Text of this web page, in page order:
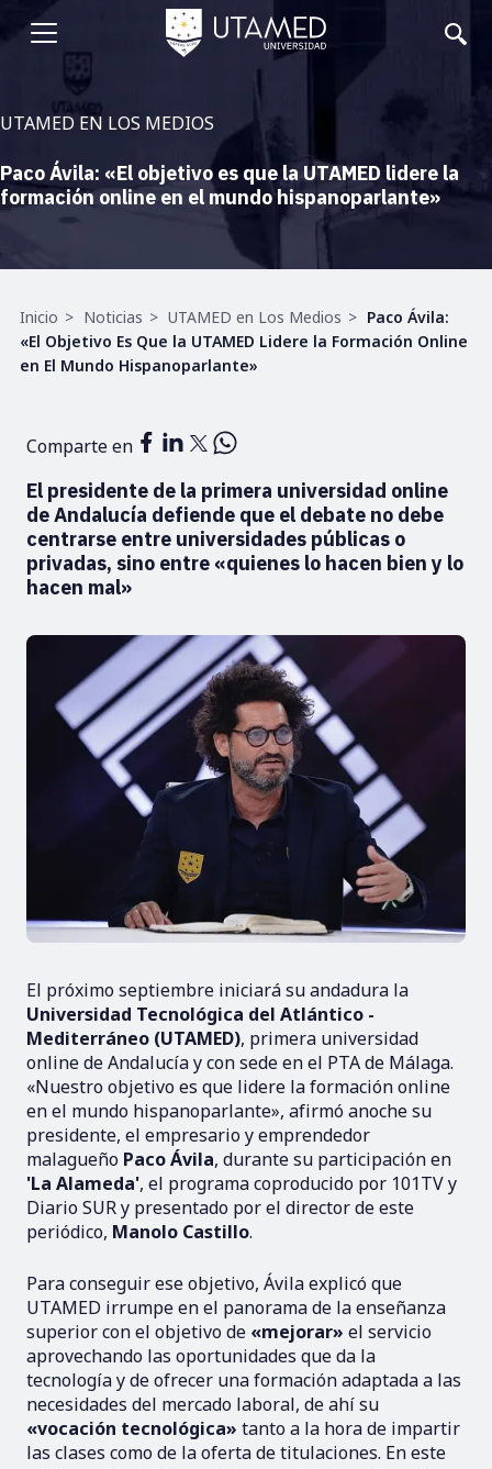
Pasar
contenido
principal
Abrir
menu
UTAMED EN LOS MEDIOS
Paco Ávila: «El objetivo es que la UTAMED lidere la
formación online en el mundo hispanoparlante»
Ruta
de
navegación
Inicio Noticias UTAMED en Los Medios
Paco Ávila:
«El Objetivo Es Que la UTAMED Lidere la Formación Online
en El Mundo Hispanoparlante»
Comparte en
El presidente de la primera universidad online
de Andalucía defiende que el debate no debe
centrarse entre universidades públicas o
privadas, sino entre «quienes lo hacen bien y lo
hacen mal»
El próximo septiembre iniciará su andadura la
Universidad Tecnológica del Atlántico -
Mediterráneo (UTAMED), primera universidad
online de Andalucía y con sede en el PTA de Málaga.
«Nuestro objetivo es que lidere la formación online
en el mundo hispanoparlante», afirmó anoche su
presidente, el empresario y emprendedor
malagueño Paco Ávila, durante su participación en
'La Alameda', el programa coproducido por 101TV y
Diario SUR y presentado por el director de este
periódico, Manolo Castillo.
Para conseguir ese objetivo, Ávila explicó que
UTAMED irrumpe en el panorama de la enseñanza
superior con el objetivo de «mejorar» el servicio
aprovechando las oportunidades que da la
tecnología y de ofrecer una formación adaptada a las
necesidades del mercado laboral, de ahí su
«vocación tecnológica» tanto a la hora de impartir
las clases como de la oferta de titulaciones. En este